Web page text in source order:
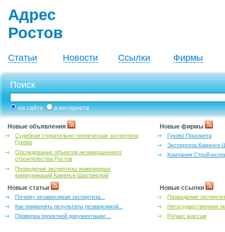
Адрес
Ростов
Статьи Новости Ссылки Фирмы
Поиск
на сайте в интернете
Новые объявления
Судебная строительно-техническая экспертиза
Гуково
Обследование объектов незавершенного
строительства Ростов
Проведение экспертизы инженерных
коммуникаций Каменск-Шахтинский
Новые фирмы
Гуково Просмета
Экспертиза Каменск-
Компания
Новые статьи
Почему независимая экспертиза...
Как применять результаты независимой...
Проверка проектной документации:...
Новые ссылки
Проведение
Негосударственная
Релакс массаж